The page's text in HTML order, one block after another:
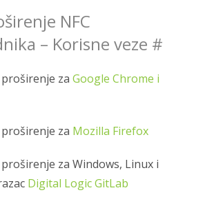
NFC
– Korisne veze #
zaGoogle Chrome i
za Mozilla Firefox
za Windows, Linux i
Digital Logic GitLab